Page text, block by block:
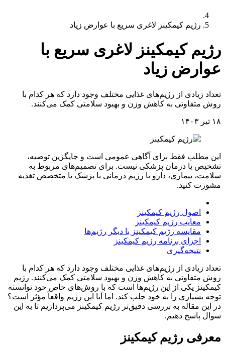
رژیم کیمکینز لاغری سریع با عوارض زیاد
رژیم کیمکینز لاغری سریع با
عوارض زیاد
تعداد زیادی از رژیم‌های غذایی مختلف وجود دارد که هر کدام با
روش متفاوتی به کاهش وزن و بهبود سلامتی کمک می‌کنند.
۱۸ تیر ۱۴۰۳
این مطلب فقط برای آگاهی عمومی است و جایگزین توصیه،
تشخیص یا درمان پزشکی نیست. برای تصمیم‌های مربوط به
سلامت، بیماری، دارو یا رژیم درمانی با پزشک یا متخصص تغذیه
مشورت کنید.
اصول رژیم کیمکینز
معایب رژیم کیمکینز
مقایسه رژیم کیمکینز با دیگر رژیم‌ها
اجزای برنامه رژیم کیمکینز
نتیجه‌گیری
تعداد زیادی از رژیم‌های غذایی مختلف وجود دارد که هر کدام با
روش متفاوتی به کاهش وزن و بهبود سلامتی کمک می‌کنند. رژیم
کیمکینز یکی از این رژیم‌ها است که با روش‌های خاص خود توانسته
توجه بسیاری را به خود جلب کند. اما آیا این رژیم واقعاً مؤثر است؟
در این مقاله به بررسی دقیق‌تر رژیم کیمکینز می‌پردازیم تا به این
سوال پاسخ دهیم.
معرفی رژیم کیمکینز